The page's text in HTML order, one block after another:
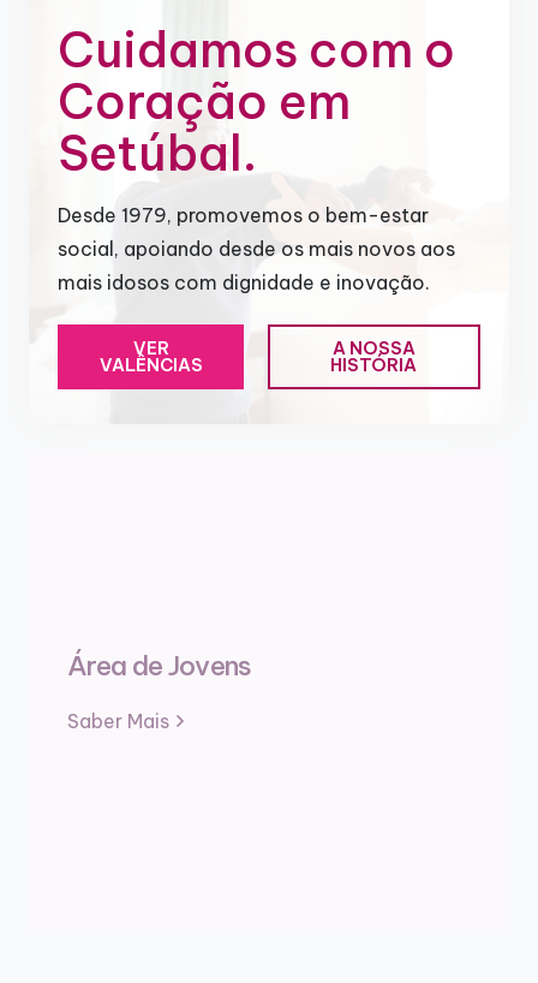
Cuidamos com o
Coração em
Setúbal.
Desde 1979, promovemos o bem-estar
social, apoiando desde os mais novos aos
mais idosos com dignidade e inovação.
VER
VALÊNCIAS
A NOSSA
HISTÓRIA
Área de Jovens
Saber Mais